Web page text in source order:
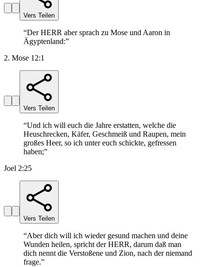
Vers Teilen
“Der HERR aber sprach zu Mose und Aaron in
Ägyptenland:”
2. Mose 12:1
Vers Teilen
“Und ich will euch die Jahre erstatten, welche die
Heuschrecken, Käfer, Geschmeiß und Raupen, mein
großes Heer, so ich unter euch schickte, gefressen
haben;”
Joel 2:25
Vers Teilen
“Aber dich will ich wieder gesund machen und deine
Wunden heilen, spricht der HERR, darum daß man
dich nennt die Verstoßene und Zion, nach der niemand
frage.”